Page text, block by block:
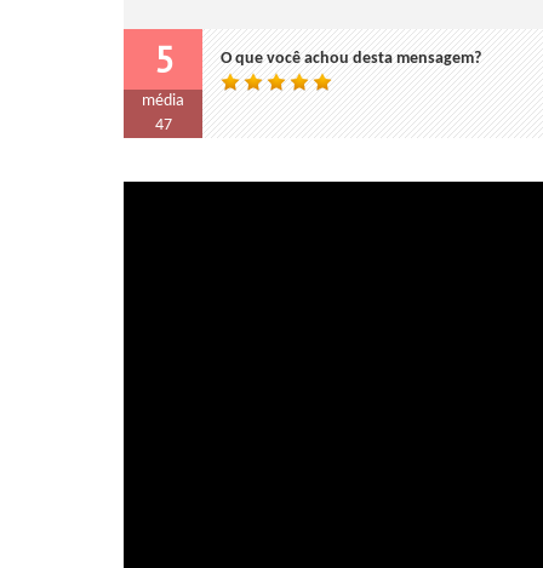
5
média
47
O que você achou desta mensagem?